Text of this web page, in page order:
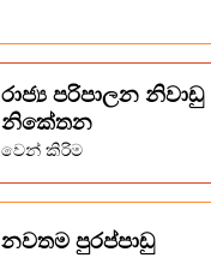
රාජ්‍ය පරිපාලන නිවාඩු
නිකේතන
වෙන් කිරිම
නවතම පුරප්පාඩු